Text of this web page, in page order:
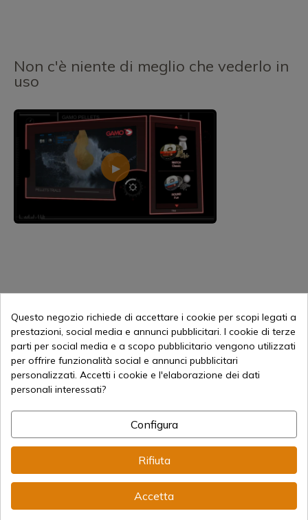
Non c'è niente di meglio che vederlo in
uso
4,50 € Aggiungi al carrello
Vendita online dal 1998
Metodi di pagamento sicuri
Spedizioni Internazionali
Questo negozio richiede di accettare i cookie per scopi legati a
prestazioni, social media e annunci pubblicitari. I cookie di terze
parti per social media e a scopo pubblicitario vengono utilizzati
per offrire funzionalità social e annunci pubblicitari
personalizzati. Accetti i cookie e l'elaborazione dei dati
personali interessati?
Configura
Rifiuta
Accetta